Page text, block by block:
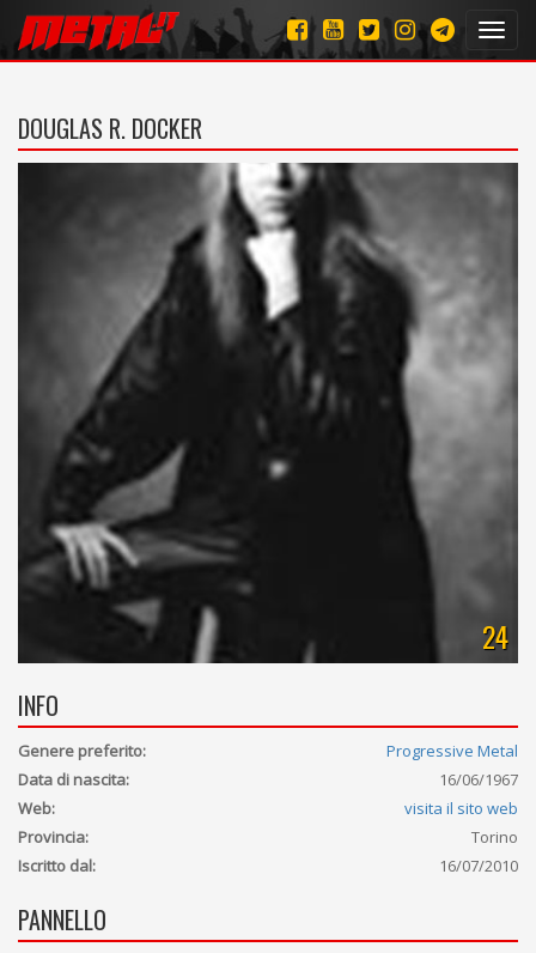
DOUGLAS R. DOCKER
24
INFO
Genere preferito:
Progressive Metal
Data di nascita:
16/06/1967
Web:
visita il sito web
Provincia:
Torino
Iscritto dal:
16/07/2010
PANNELLO